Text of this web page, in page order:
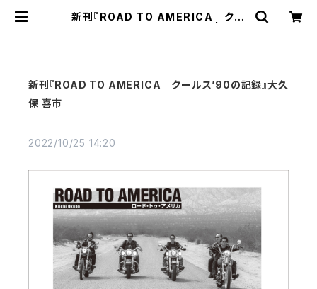
新刊『ROAD TO AMERICA クー
新刊『ROAD TO AMERICA クールス’90の記録』大久
保 喜市
2022/10/25 14:20